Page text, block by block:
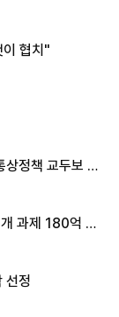
협치"
정책 교두보 활
과제 180억 지
선정